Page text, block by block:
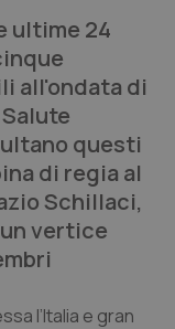
ultime 24
all'ondata di
questi
di regia al
Schillaci,
vertice
l’Italia e gran